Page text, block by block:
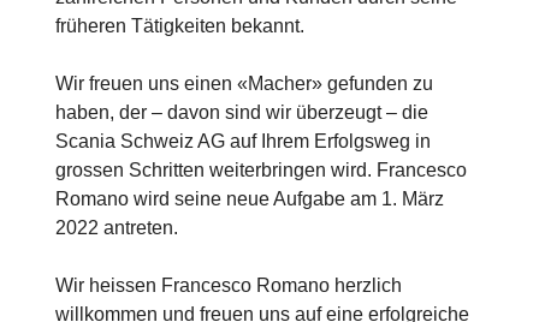
früheren Tätigkeiten bekannt.
Wir freuen uns einen «Macher» gefunden zu
haben, der – davon sind wir überzeugt – die
Scania Schweiz AG auf Ihrem Erfolgsweg in
grossen Schritten weiterbringen wird. Francesco
Romano wird seine neue Aufgabe am 1. März
2022 antreten.
Wir heissen Francesco Romano herzlich
willkommen und freuen uns auf eine erfolgreiche